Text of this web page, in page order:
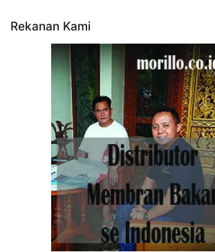
Rekanan Kami